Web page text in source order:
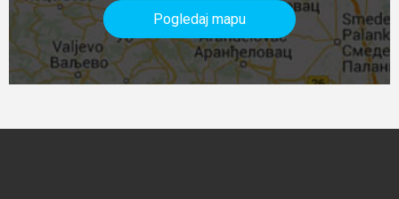
Pogledaj mapu